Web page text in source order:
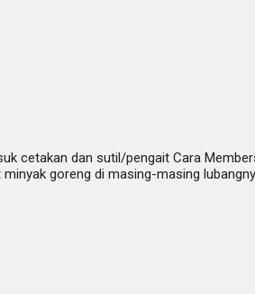
cetakan dan sutil/pengait Cara
goreng di masing-masing